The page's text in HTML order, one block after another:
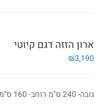
ארון הזזה דגם קיוטי
₪3,190
גובה- 240 ס"מ רוחב- 160 ס"מ עומק- 60 ס"מ